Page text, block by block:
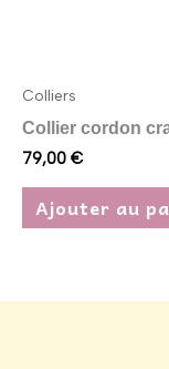
Colliers
Collier cordon
79,00 €
Ajouter au